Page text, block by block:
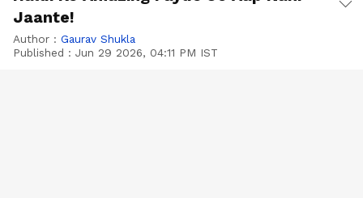
Jaante!
Author : Gaurav Shukla
Published : Jun 29 2026, 04:11 PM IST